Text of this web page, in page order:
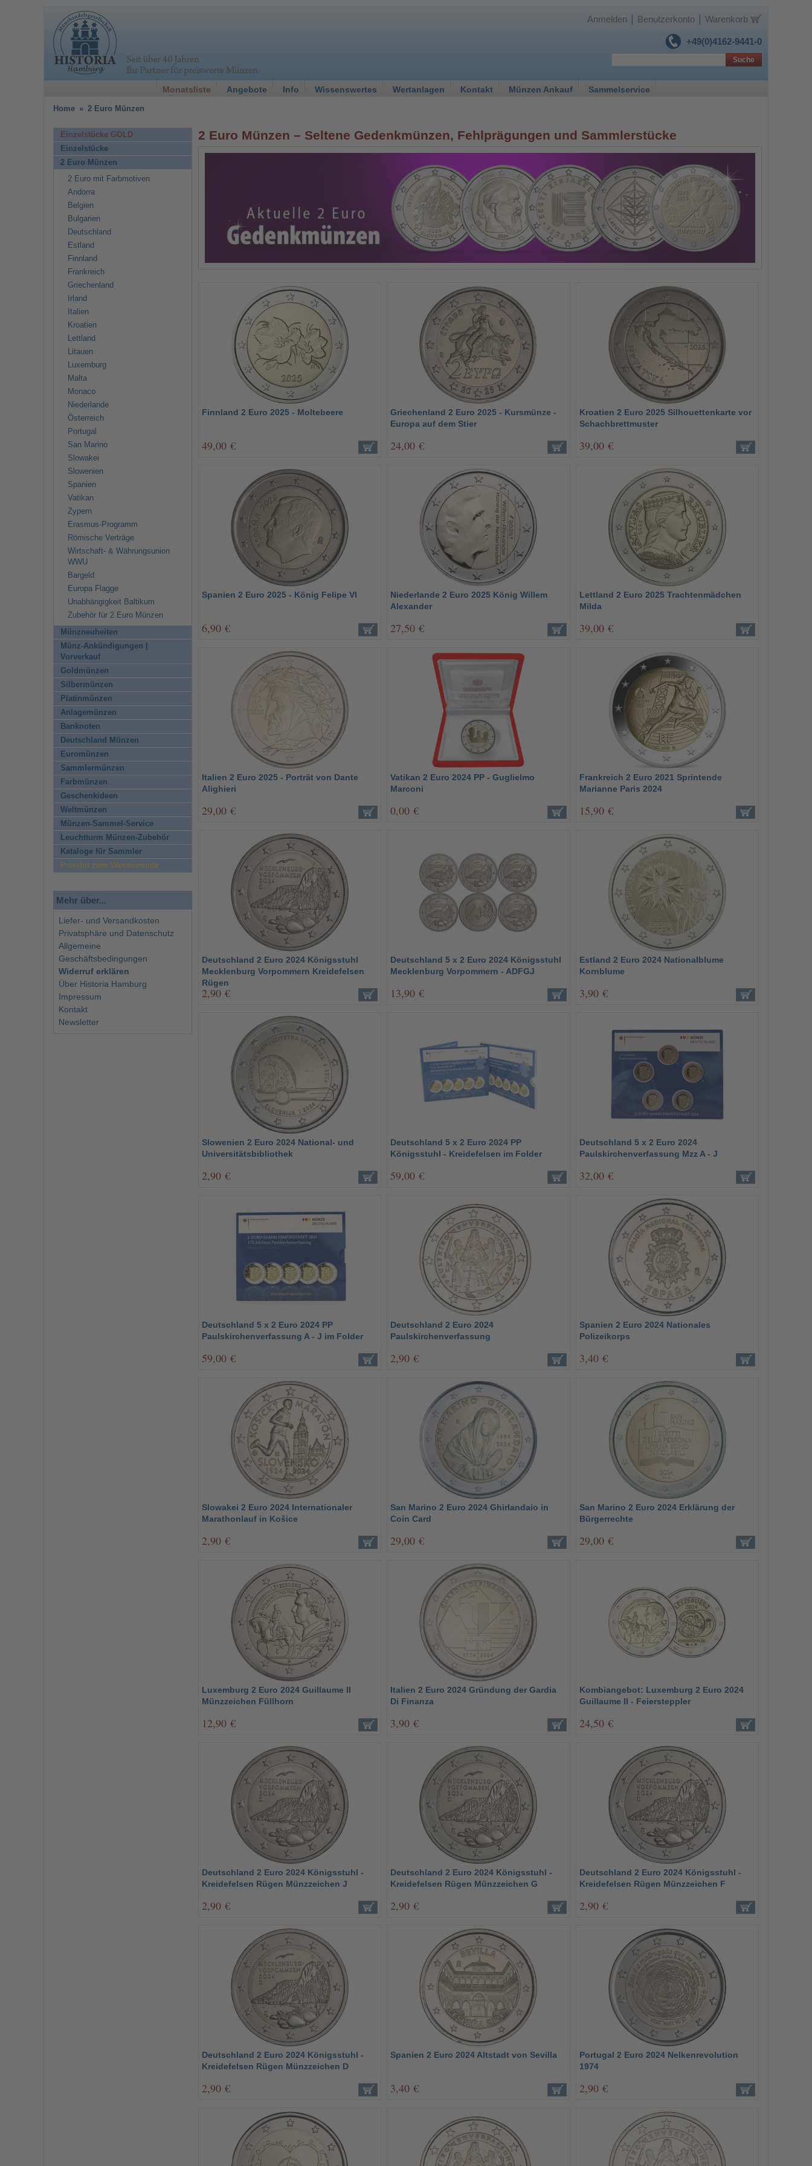
+49(0)4162-9441-0
Anmelden Benutzerkonto Warenkorb
Monatsliste Angebote Info Wissenswertes Wertanlagen Kontakt Münzen Ankauf Sammelservice
Suche
Home » 2 Euro Münzen
2 Euro Münzen – Seltene Gedenkmünzen, Fehlprägungen und Sammlerstücke
Finnland 2 Euro 2025 - Moltebeere
49,00 €
Griechenland 2 Euro 2025 - Kursmünze -
Europa auf dem Stier
24,00 €
Kroatien 2 Euro 2025 Silhouettenkarte vor
Schachbrettmuster
39,00 €
Spanien 2 Euro 2025 - König Felipe VI
6,90 €
Niederlande 2 Euro 2025 König Willem
Alexander
27,50 €
Lettland 2 Euro 2025 Trachtenmädchen
Milda
39,00 €
Italien 2 Euro 2025 - Porträt von Dante
Alighieri
29,00 €
Vatikan 2 Euro 2024 PP - Guglielmo
Marconi
0,00 €
Frankreich 2 Euro 2021 Sprintende
Marianne Paris 2024
15,90 €
Deutschland 2 Euro 2024 Königsstuhl
Mecklenburg Vorpommern Kreidefelsen
Rügen
2,90 €
Deutschland 5 x 2 Euro 2024 Königsstuhl
Mecklenburg Vorpommern - ADFGJ
13,90 €
Estland 2 Euro 2024 Nationalblume
Kornblume
3,90 €
Slowenien 2 Euro 2024 National- und
Universitätsbibliothek
2,90 €
Deutschland 5 x 2 Euro 2024 PP
Königsstuhl - Kreidefelsen im Folder
59,00 €
Deutschland 5 x 2 Euro 2024
Paulskirchenverfassung Mzz A - J
32,00 €
Deutschland 5 x 2 Euro 2024 PP
Paulskirchenverfassung A - J im Folder
59,00 €
Deutschland 2 Euro 2024
Paulskirchenverfassung
2,90 €
Spanien 2 Euro 2024 Nationales
Polizeikorps
3,40 €
Slowakei 2 Euro 2024 Internationaler
Marathonlauf in Košice
2,90 €
San Marino 2 Euro 2024 Ghirlandaio in
Coin Card
29,00 €
San Marino 2 Euro 2024 Erklärung der
Bürgerrechte
29,00 €
Luxemburg 2 Euro 2024 Guillaume II
Münzzeichen Füllhorn
12,90 €
Italien 2 Euro 2024 Gründung der Gardia
Di Finanza
3,90 €
Kombiangebot: Luxemburg 2 Euro 2024
Guillaume II - Feiersteppler
24,50 €
Deutschland 2 Euro 2024 Königsstuhl -
Kreidefelsen Rügen Münzzeichen J
2,90 €
Deutschland 2 Euro 2024 Königsstuhl -
Kreidefelsen Rügen Münzzeichen G
2,90 €
Deutschland 2 Euro 2024 Königsstuhl -
Kreidefelsen Rügen Münzzeichen F
2,90 €
Deutschland 2 Euro 2024 Königsstuhl -
Kreidefelsen Rügen Münzzeichen D
2,90 €
Spanien 2 Euro 2024 Altstadt von Sevilla
3,40 €
Portugal 2 Euro 2024 Nelkenrevolution
1974
2,90 €
Einzelstücke GOLD
Einzelstücke
2 Euro Münzen
2 Euro mit Farbmotiven
Andorra
Belgien
Bulgarien
Deutschland
Estland
Finnland
Frankreich
Griechenland
Irland
Italien
Kroatien
Lettland
Litauen
Luxemburg
Malta
Monaco
Niederlande
Österreich
Portugal
San Marino
Slowakei
Slowenien
Spanien
Vatikan
Zypern
Erasmus-Programm
Römische Verträge
Wirtschaft- & Währungsunion
WWU
Bargeld
Europa Flagge
Unabhängigkeit Baltikum
Zubehör für 2 Euro Münzen
Münzneuheiten
Münz-Ankündigungen |
Vorverkauf
Goldmünzen
Silbermünzen
Platinmünzen
Anlagemünzen
Banknoten
Deutschland Münzen
Euromünzen
Sammlermünzen
Farbmünzen
Geschenkideen
Weltmünzen
Münzen-Sammel-Service
Leuchtturm Münzen-Zubehör
Kataloge für Sammler
Preishit zum Wochenende
Mehr über...
Liefer- und Versandkosten
Privatsphäre und Datenschutz
Allgemeine
Geschäftsbedingungen
Widerruf erklären
Über Historia Hamburg
Impressum
Kontakt
Newsletter